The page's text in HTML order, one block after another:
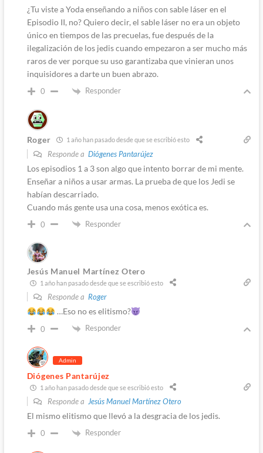
¿Tu viste a Yoda enseñando a niños con sable láser en el
Episodio II, no? Quiero decir, el sable láser no era un objeto
único en tiempos de las precuelas, fue después de la
ilegalización de los jedis cuando empezaron a ser mucho más
raros de ver porque su uso garantizaba que vinieran unos
inquisidores a darte un buen abrazo.
0 Responder
Roger 1 año han pasado desde que se escribió esto
Responde a Diógenes Pantarújez
Los episodios 1 a 3 son algo que intento borrar de mi mente.
Enseñar a niños a usar armas. La prueba de que los Jedi se
habían descarriado.
Cuando más gente usa una cosa, menos exótica es.
0 Responder
Jesús Manuel Martínez Otero
1 año han pasado desde que se escribió esto
Responde a Roger
…Eso no es elitismo?
0 Responder
Admin
Diógenes Pantarújez
1 año han pasado desde que se escribió esto
Responde a Jesús Manuel Martínez Otero
El mismo elitismo que llevó a la desgracia de los jedis.
0 Responder